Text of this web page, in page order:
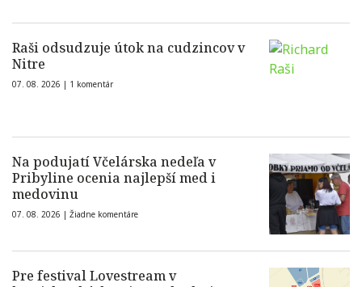
Raši odsudzuje útok na cudzincov v
Nitre
07. 08. 2026 | 1 komentár
Na podujatí Včelárska nedeľa v
Pribyline ocenia najlepší med i
medovinu
07. 08. 2026 | Žiadne komentáre
Pre festival Lovestream v